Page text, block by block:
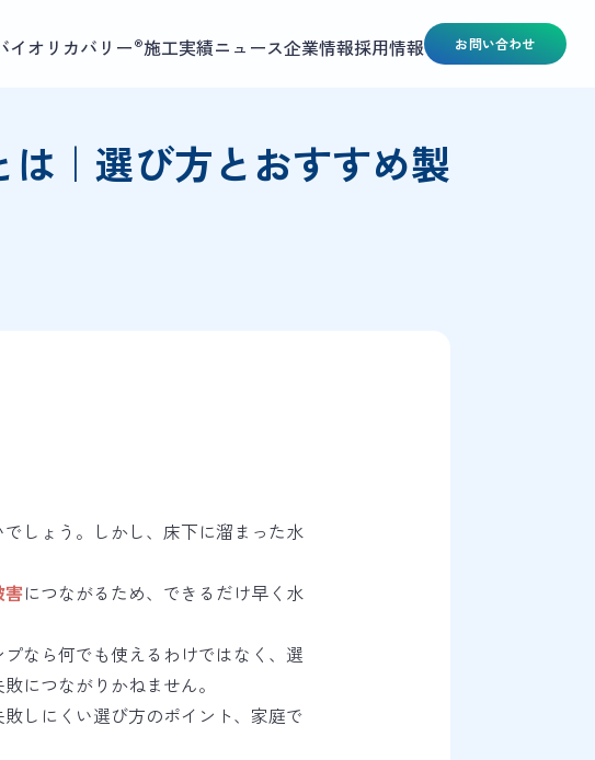
イオリカバリー ®施工実績ニュース企業情報採用情報 お問い合わせ
｜選び方とおすすめ製
しょう。しかし、床下に溜まった水
につながるため、できるだけ早く水
なら何でも使えるわけではなく、選
につながりかねません。
しにくい選び方のポイント、家庭で